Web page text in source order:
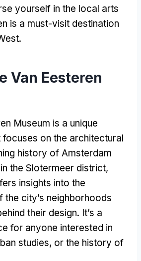
yourself in the local arts
is a must-visit destination
.
Van Eesteren
Museum is a unique
focuses on the architectural
history of Amsterdam
the Slotermeer district,
insights into the
the city’s neighborhoods
their design. It’s a
for anyone interested in
studies, or the history of